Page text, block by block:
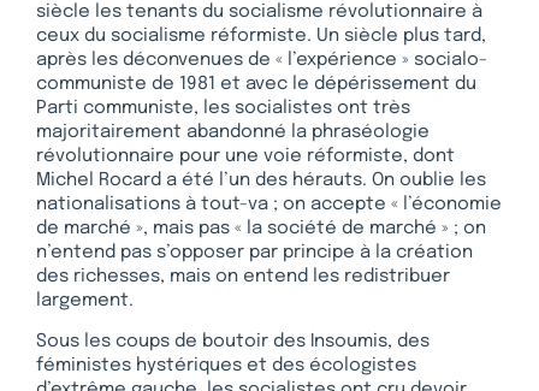
siècle les tenants du socialisme révolutionnaire à
ceux du socialisme réformiste. Un siècle plus tard,
après les déconvenues de « l’expérience » socialo-
communiste de 1981 et avec le dépérissement du
Parti communiste, les socialistes ont très
majoritairement abandonné la phraséologie
révolutionnaire pour une voie réformiste, dont
Michel Rocard a été l’un des hérauts. On oublie les
nationalisations à tout-va ; on accepte « l’économie
de marché », mais pas « la société de marché » ; on
n’entend pas s’opposer par principe à la création
des richesses, mais on entend les redistribuer
largement.
Sous les coups de boutoir des Insoumis, des
féministes hystériques et des écologistes